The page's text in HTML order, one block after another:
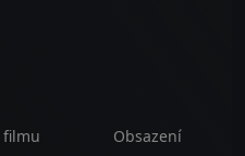
filmu Obsazení